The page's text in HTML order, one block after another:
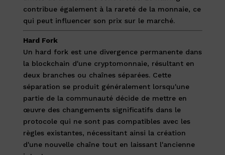
contribue également à la rareté de la monnaie, ce
qui peut influencer son prix sur le marché.
Hard Fork
Un hard fork est une divergence permanente dans
la blockchain d'une cryptomonnaie, résultant en
deux branches ou chaînes séparées. Cette
séparation se produit généralement lorsqu'une
partie de la communauté décide de mettre en
œuvre des changements significatifs dans le
protocole qui ne sont pas compatibles avec les
règles existantes, nécessitant ainsi la création
d'une nouvelle chaîne tout en laissant l'ancienne